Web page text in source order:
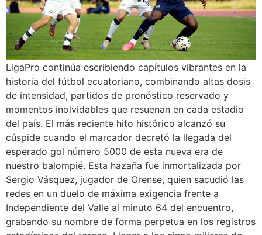
LigaPro continúa escribiendo capítulos vibrantes en la
historia del fútbol ecuatoriano, combinando altas dosis
de intensidad, partidos de pronóstico reservado y
momentos inolvidables que resuenan en cada estadio
del país. El más reciente hito histórico alcanzó su
cúspide cuando el marcador decretó la llegada del
esperado gol número 5000 de esta nueva era de
nuestro balompié. Esta hazaña fue inmortalizada por
Sergio Vásquez, jugador de Orense, quien sacudió las
redes en un duelo de máxima exigencia frente a
Independiente del Valle al minuto 64 del encuentro,
grabando su nombre de forma perpetua en los registros